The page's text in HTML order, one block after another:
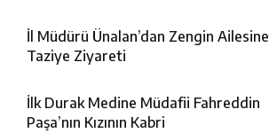
İl Müdürü Ünalan’dan Zengin Ailesine
Taziye Ziyareti
İlk Durak Medine Müdafii Fahreddin
Paşa’nın Kızının Kabri